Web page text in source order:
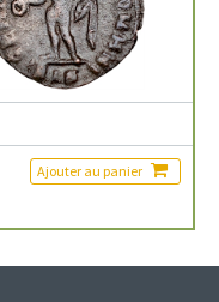
Ajouter au panier